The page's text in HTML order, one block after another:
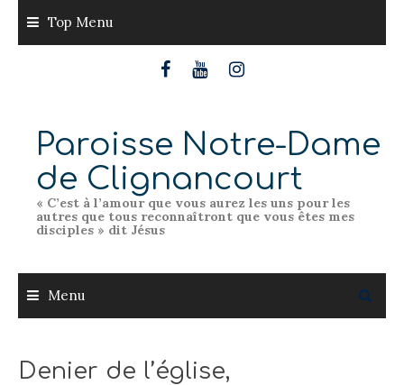
content
Top Menu
Paroisse Notre-Dame
de Clignancourt
« C’est à l’amour que vous aurez les uns pour les
autres que tous reconnaîtront que vous êtes mes
disciples » dit Jésus
Menu
Denier de l’église,